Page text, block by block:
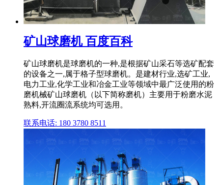
矿山球磨机 百度百科
矿山球磨机是球磨机的一种,是根据矿山采石等选矿配套
的设备之一,属于格子型球磨机。是建材行业,选矿工业,
电力工业,化学工业和冶金工业等领域中最广泛使用的粉
磨机械矿山球磨机（以下简称磨机）主要用于粉磨水泥
熟料,开流圈流系统均可选用。
联系电话: 180 3780 8511